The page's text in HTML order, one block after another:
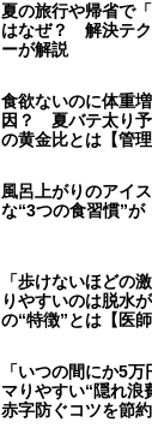
夏の旅行や帰省で
はなぜ？ 解決テク
ーが解説
食欲ないのに体重
因？ 夏バテ太り
の黄金比とは【管
風呂上がりのアイ
な“3つの食習慣”
「歩けないほどの
りやすいのは脱水
の“特徴”とは【医師
「いつの間にか5
マりやすい“隠れ
赤字防ぐコツを節